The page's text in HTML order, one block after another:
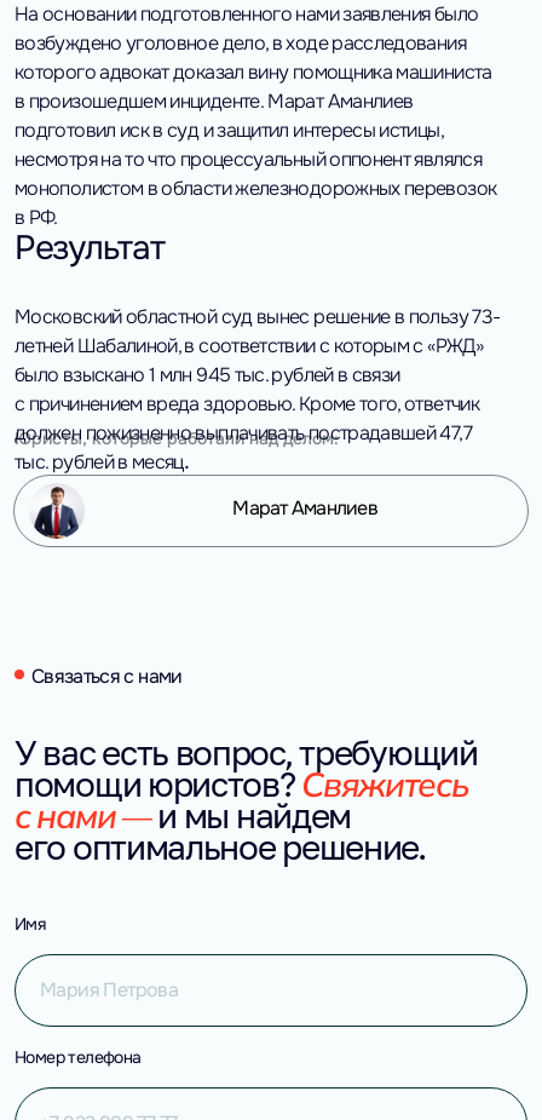
На основании подготовленного нами заявления было
возбуждено уголовное дело, в ходе расследования
которого адвокат доказал вину помощника машиниста
в произошедшем инциденте.Марат Аманлиев
подготовил иск в суд и защитил интересы истицы,
несмотря на то что процессуальный оппонент являлся
монополистом в области железнодорожных перевозок
в РФ.
Результат
Московский областной суд вынес решение в пользу 73-
летней Шабалиной, в соответствии с которым с «РЖД»
было взыскано 1 млн 945 тыс. рублей в связи
с причинением вреда здоровью. Кроме того, ответчик
должен пожизненно выплачивать пострадавшей 47,7
тыс. рублей в месяц.
Юристы, которые работали над делом:
Марат Аманлиев
Связаться с нами
У вас есть вопрос, требующий
помощи юристов? Свяжитесь
с нами — и мы найдем
его оптимальное решение.
Имя
Номер телефона